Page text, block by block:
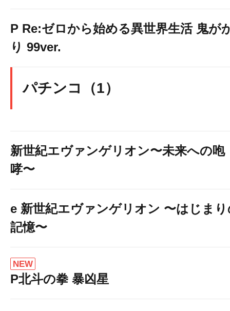
P Re:ゼロから始める異世界生活 鬼が
り 99ver.
パチンコ（1）
新世紀エヴァンゲリオン〜未来への咆
哮〜
e 新世紀エヴァンゲリオン 〜はじま
記憶〜
NEW
P北斗の拳 暴凶星